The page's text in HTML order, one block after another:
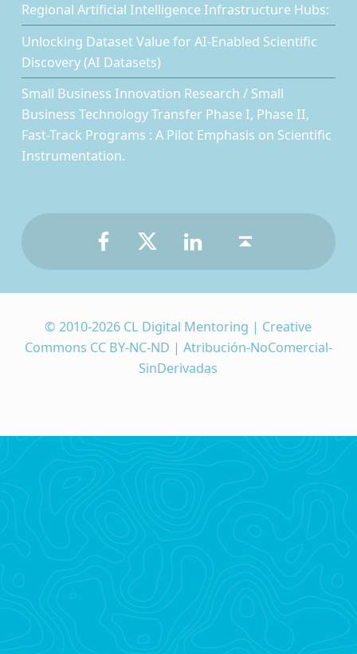
Regional Artificial Intelligence Infrastructure Hubs:
Unlocking Dataset Value for AI-Enabled Scientific
Discovery (AI Datasets)
Small Business Innovation Research / Small
Business Technology Transfer Phase I, Phase II,
Fast-Track Programs : A Pilot Emphasis on Scientific
Instrumentation.
© 2010-2026 CL Digital Mentoring | Creative
Commons CC BY-NC-ND | Atribución-NoComercial-
SinDerivadas